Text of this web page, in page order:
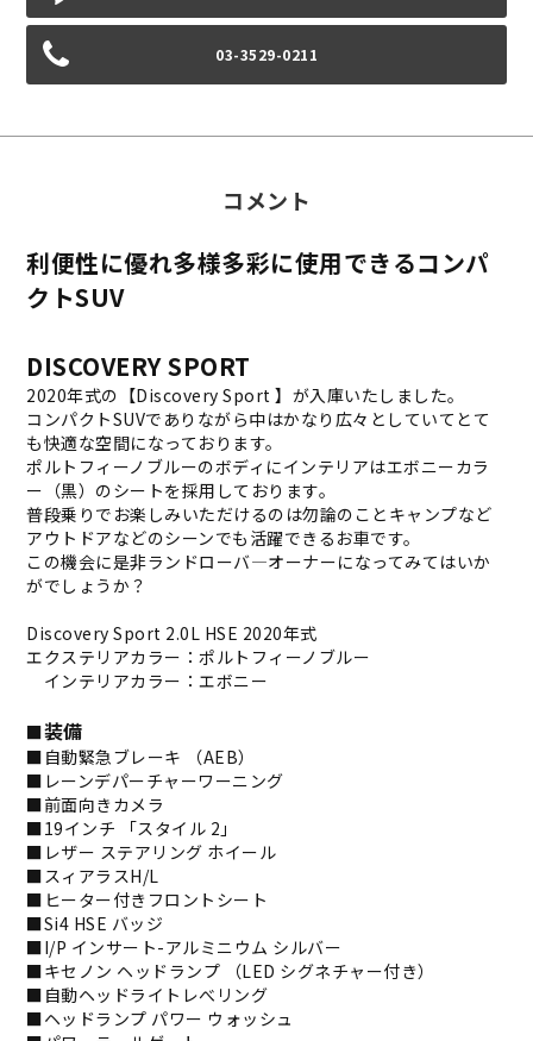
03-3529-0211
コメント
利便性に優れ多様多彩に使用できるコンパ
クトSUV
DISCOVERY SPORT
2020年式の【Discovery Sport 】が入庫いたしました。
コンパクトSUVでありながら中はかなり広々としていてとて
も快適な空間になっております。
ポルトフィーノブルーのボディにインテリアはエボニーカラ
ー（黒）のシートを採用しております。
普段乗りでお楽しみいただけるのは勿論のことキャンプなど
アウトドアなどのシーンでも活躍できるお車です。
この機会に是非ランドローバ―オーナーになってみてはいか
がでしょうか？
Discovery Sport 2.0L HSE 2020年式
エクステリアカラー：ポルトフィーノブルー
インテリアカラー：エボニー
■装備
■自動緊急ブレーキ （AEB）
■レーンデパーチャーワーニング
■前面向きカメラ
■19インチ 「スタイル 2」
■レザー ステアリング ホイール
■スィアラスH/L
■ヒーター付きフロントシート
■Si4 HSE バッジ
■I/P インサート-アルミニウム シルバー
■キセノン ヘッドランプ （LED シグネチャー付き）
■自動ヘッドライトレべリング
■ヘッドランプ パワー ウォッシュ